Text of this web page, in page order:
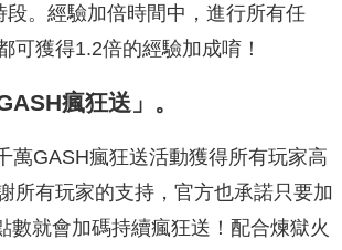
段。經驗加倍時間中，進行所有任
可獲得1.2倍的經驗加成唷！
瘋狂送」。
萬GASH瘋狂送活動獲得所有玩家高
所有玩家的支持，官方也承諾只要加
數就會加碼持續瘋狂送！配合煉獄火